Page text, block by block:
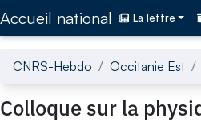
Accueil national La lettre
CNRS-Hebdo Occitanie Est
Colloque sur la